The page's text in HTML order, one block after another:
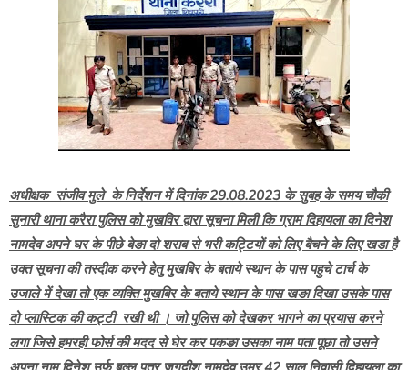
अधीक्षक संजीव मुले के निर्देशन में दिनांक 29.08.2023 के सुबह के समय चौकी
सुनारी थाना करैरा पुलिस को मुखविर द्वारा सूचना मिली कि ग्राम दिहायला का दिनेश
नामदेव अपने घर के पीछे बेङा दो शराब से भरी कट्टियों को लिए बैचने के लिए खडा है
उक्त सूचना की तस्दीक करने हेतु मुखबिर के बताये स्थान के पास पहुचे टार्च के
उजाले में देखा तो एक व्यक्ति मुखबिर के बताये स्थान के पास खङा दिखा उसके पास
दो प्लास्टिक की कट्टी रखी थी । जो पुलिस को देखकर भागने का प्रयास करने
लगा जिसे हमरही फोर्स की मदद से घेर कर पकङा उसका नाम पता पूछा तो उसने